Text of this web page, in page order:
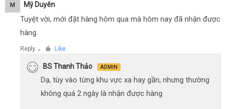
M Mỹ Duyên
Tuyệt vời, mới đặt hàng hôm qua mà hôm nay đã nhận được
hàng.
Reply ● Like
BS Thanh Thảo ADMIN
Dạ, tùy vào từng khu vực xa hay gần, nhưng thường
không quá 2 ngày là nhận được hàng